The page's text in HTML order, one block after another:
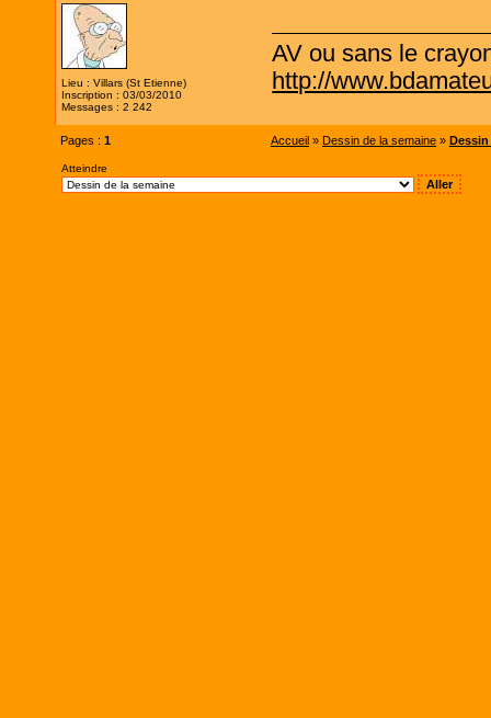
Lieu : Villars (St Etienne)
Inscription : 03/03/2010
Messages : 2 242
AV ou sans le
http://
Pages : 1 Accueil » Dessin de la semaine » Dessin
Atteindre